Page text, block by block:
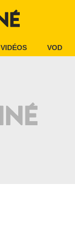
VIDÉOS VOD